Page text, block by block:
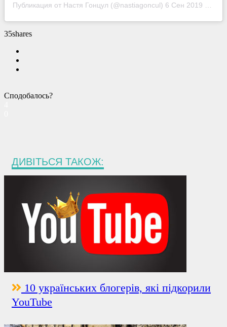
Публикация от Настя Гонцул (@nastiagoncul) 6 Сен 2019 в 3:38 PDT
35shares
Сподобалось?
ДИВІТЬСЯ ТАКОЖ:
10 українських блогерів, які підкорили
YouTube